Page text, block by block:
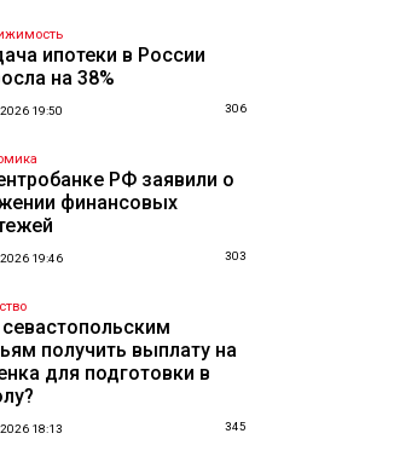
ипотеки в России
на 38%
19:50 306
РФ заявили о
финансовых
19:46 303
получить выплату на
для подготовки в
18:13 345